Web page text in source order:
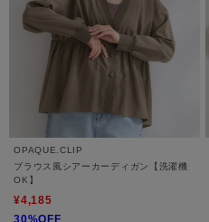
OPAQUE.CLIP
ブラウス風シアーカーディガン【洗濯機
OK】
¥4,185
30%OFF